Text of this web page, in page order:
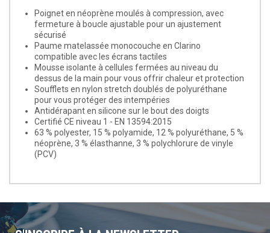
Poignet en néoprène moulés à compression, avec
fermeture à boucle ajustable pour un ajustement
sécurisé
Paume matelassée monocouche en Clarino
compatible avec les écrans tactiles
Mousse isolante à cellules fermées au niveau du
dessus de la main pour vous offrir chaleur et protection
Soufflets en nylon stretch doublés de polyuréthane
pour vous protéger des intempéries
Antidérapant en silicone sur le bout des doigts
Certifié CE niveau 1 - EN 13594:2015
63 % polyester, 15 % polyamide, 12 % polyuréthane, 5 %
néoprène, 3 % élasthanne, 3 % polychlorure de vinyle
(PCV)